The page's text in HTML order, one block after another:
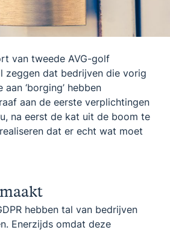
van tweede AVG-golf
zeggen dat bedrijven die vorig
‘borging’ hebben
aan de eerste verplichtingen
na eerst de kat uit de boom te
dat er echt wat moet
hebben tal van bedrijven
Enerzijds omdat deze